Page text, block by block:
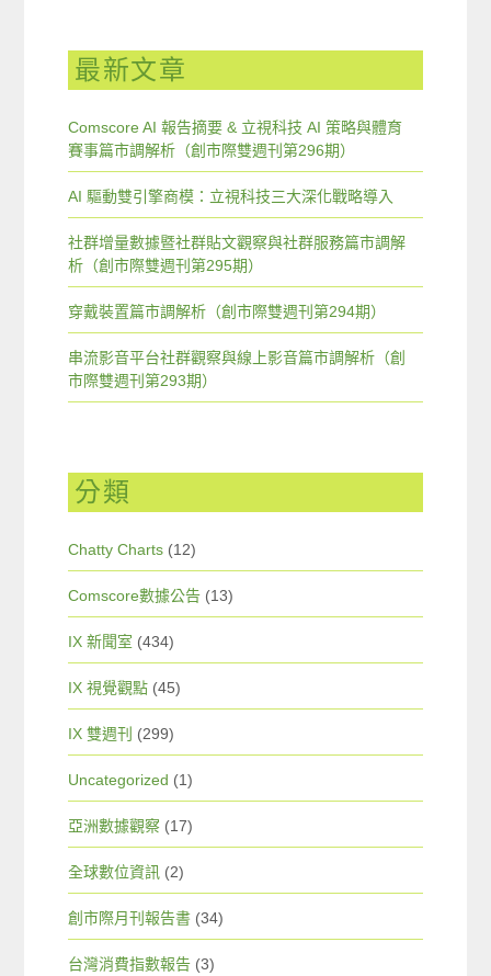
最新文章
Comscore AI 報告摘要 & 立視科技 AI 策略與體育
賽事篇市調解析（創市際雙週刊第296期）
AI 驅動雙引擎商模：立視科技三大深化戰略導入
社群增量數據暨社群貼文觀察與社群服務篇市調解
析（創市際雙週刊第295期）
穿戴裝置篇市調解析（創市際雙週刊第294期）
串流影音平台社群觀察與線上影音篇市調解析（創
市際雙週刊第293期）
分類
Chatty Charts (12)
Comscore數據公告 (13)
IX 新聞室 (434)
IX 視覺觀點 (45)
IX 雙週刊 (299)
Uncategorized (1)
亞洲數據觀察 (17)
全球數位資訊 (2)
創市際月刊報告書 (34)
台灣消費指數報告 (3)